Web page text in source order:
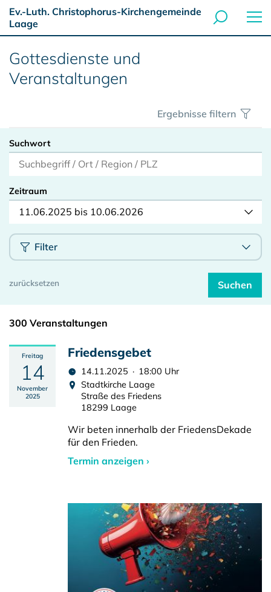
Ev.-Luth. Christophorus-Kirchengemeinde
Laage
Gottesdienste und
Veranstaltungen
Ergebnisse filtern
Suchwort
Zeitraum
11.06.2025 bis 10.06.2026
Filter
300 Veranstaltungen
Freitag
14
November
2025
Friedensgebet
14.11.2025 · 18:00 Uhr
Stadtkirche Laage
Straße des Friedens
18299 Laage
Wir beten innerhalb der FriedensDekade
für den Frieden.
Termin anzeigen ›